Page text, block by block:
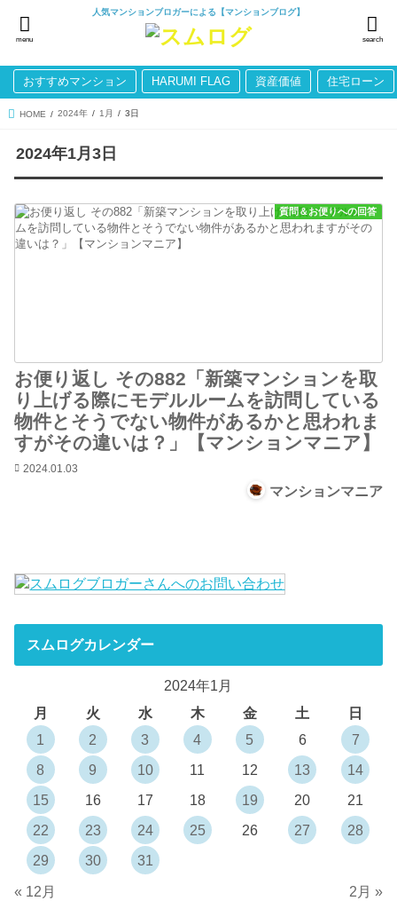
人気マンションブロガーによる【マンションブログ】
search
menu
おすすめマンション HARUMI FLAG 資産価値 住宅ローン
HOME 2024年 1月 3日
2024年1月3日
質問＆お便りへの回答
お便り返し その882「新築マンションを取
り上げる際にモデルルームを訪問している
物件とそうでない物件があるかと思われま
すがその違いは？」【マンションマニア】
2024.01.03
マンションマニア
スムログカレンダー
2024年1月
月
火 水 木 金 土
日
1
2 3 4 5 6
7
8
9 10 11 12 13
14
15
16 17 18 19 20
21
22
23 24 25 26 27
28
29
30
31
« 12月
2月 »